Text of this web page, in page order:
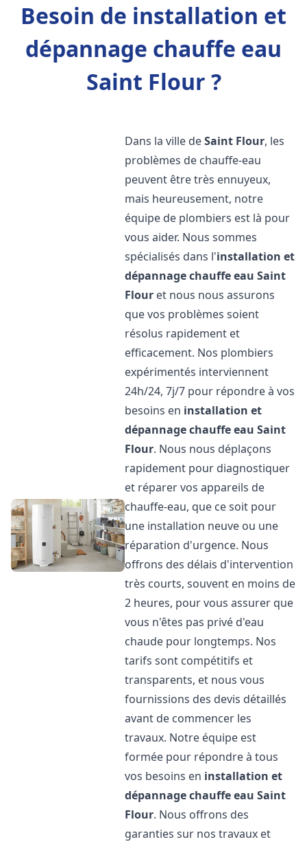
Besoin de installation et
dépannage chauffe eau
Saint Flour ?
Dans la ville deSaint Flour, les
problèmes de chauffe-eau
peuvent être très ennuyeux,
mais heureusement, notre
équipe de plombiers est là pour
vous aider. Nous sommes
spécialisés dans l'installation et
dépannage chauffe eau Saint
Flour et nous nous assurons
que vos problèmes soient
résolus rapidement et
efficacement. Nos plombiers
expérimentés interviennent
24h/24, 7j/7 pour répondre à vos
besoins en installation et
dépannage chauffe eau Saint
Flour. Nous nous déplaçons
rapidement pour diagnostiquer
et réparer vos appareils de
chauffe-eau, que ce soit pour
une installation neuve ou une
réparation d'urgence. Nous
offrons des délais d'intervention
très courts, souvent en moins de
2 heures, pour vous assurer que
vous n'êtes pas privé d'eau
chaude pour longtemps. Nos
tarifs sont compétitifs et
transparents, et nous vous
fournissions des devis détaillés
avant de commencer les
travaux. Notre équipe est
formée pour répondre à tous
vos besoins en installation et
dépannage chauffe eau Saint
Flour. Nous offrons des
garanties sur nos travaux et